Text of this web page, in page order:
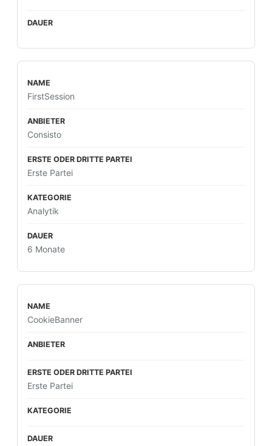
FirstSession
Consisto
Erste Partei
Analytik
6 Monate
CookieBanner
Erste Partei